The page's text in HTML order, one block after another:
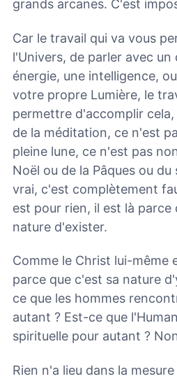
grands arcanes. C'est
Car le travail qui va vous
l'Univers, de parler avec un
énergie, une intelligence,
votre propre Lumière, le
permettre d'accomplir
de la méditation, ce n'est
pleine lune, ce n'est pas
Noël ou de la Pâques ou
vrai, c'est complètement
est pour rien, il est là parce
nature d'exister.
Comme le Christ lui-même
parce que c'est sa nature
ce que les hommes
autant ? Est-ce que
spirituelle pour autant ?
Rien n'a lieu dans la